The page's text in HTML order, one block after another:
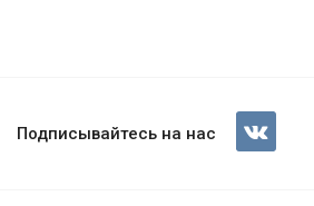
Холодильник
Подписывайтесь на нас